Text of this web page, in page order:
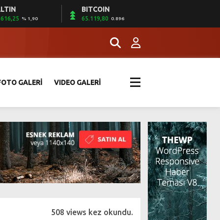
% 1,90
BITCOIN
65.119,80 0.896
GALERİ VIDEO GALERİ
508 views kez okundu.